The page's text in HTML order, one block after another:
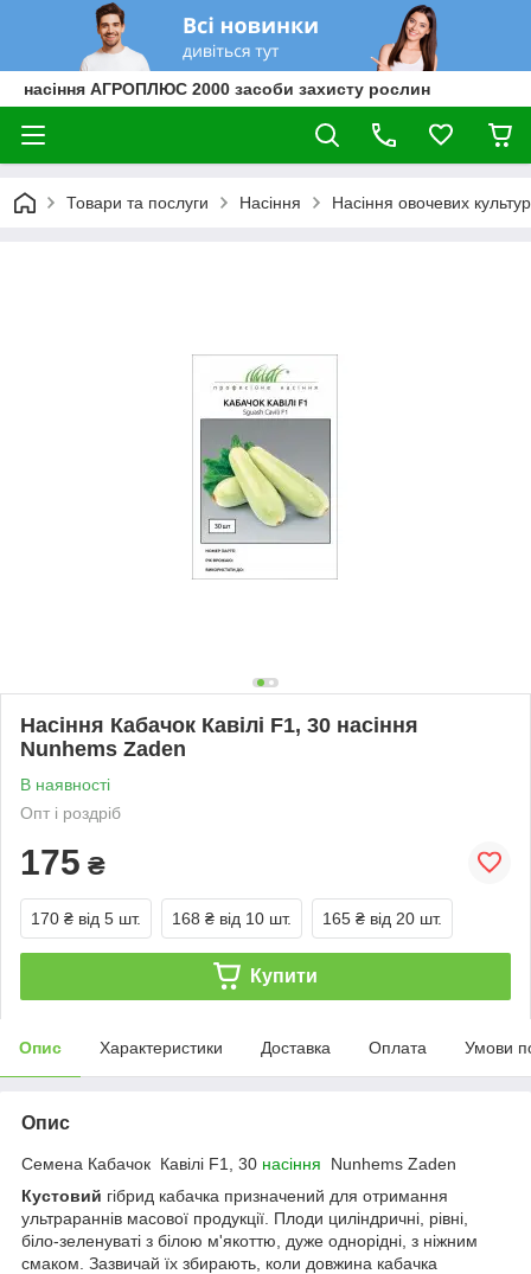
насіння АГРОПЛЮС 2000 засоби захисту рослин
Товари та послуги Насіння Насіння овочевих культур
Насіння Кабачок Кавілі F1, 30 насіння
Nunhems Zaden
В наявності
Опт і роздріб
175 ₴
170 ₴ від 5 шт. 168 ₴ від 10 шт. 165 ₴ від 20 шт.
Купити
Опис Характеристики Доставка Оплата Умови
Опис
Семена Кабачок Кавілі F1, 30 насіння Nunhems Zaden
Кустовий гібрид кабачка призначений для отримання
ультрараннів масової продукції. Плоди циліндричні, рівні,
біло-зеленуваті з білою м'якоттю, дуже однорідні, з ніжним
смаком. Зазвичай їх збирають, коли довжина кабачка